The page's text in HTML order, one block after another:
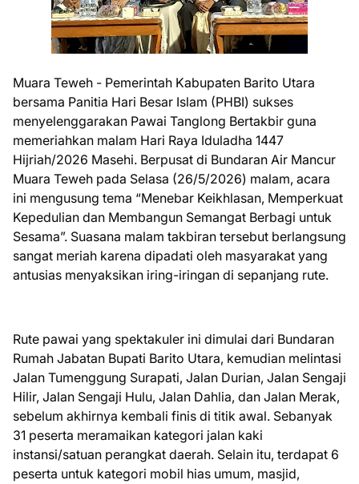
Muara Teweh - Pemerintah Kabupaten Barito Utara
bersama Panitia Hari Besar Islam (PHBI) sukses
menyelenggarakan Pawai Tanglong Bertakbir guna
memeriahkan malam Hari Raya Iduladha 1447
Hijriah/2026 Masehi. Berpusat di Bundaran Air Mancur
Muara Teweh pada Selasa (26/5/2026) malam, acara
ini mengusung tema “Menebar Keikhlasan, Memperkuat
Kepedulian dan Membangun Semangat Berbagi untuk
Sesama”. Suasana malam takbiran tersebut berlangsung
sangat meriah karena dipadati oleh masyarakat yang
antusias menyaksikan iring-iringan di sepanjang rute.
Rute pawai yang spektakuler ini dimulai dari Bundaran
Rumah Jabatan Bupati Barito Utara, kemudian melintasi
Jalan Tumenggung Surapati, Jalan Durian, Jalan Sengaji
Hilir, Jalan Sengaji Hulu, Jalan Dahlia, dan Jalan Merak,
sebelum akhirnya kembali finis di titik awal. Sebanyak
31 peserta meramaikan kategori jalan kaki
instansi/satuan perangkat daerah. Selain itu, terdapat 6
peserta untuk kategori mobil hias umum, masjid,